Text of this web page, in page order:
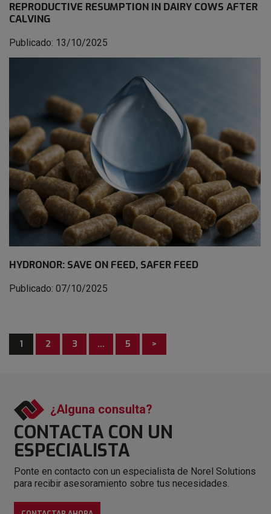
REPRODUCTIVE RESUMPTION IN DAIRY COWS AFTER
CALVING
Publicado: 13/10/2025
HYDRONOR: SAVE ON FEED, SAFER FEED
Publicado: 07/10/2025
1 2 3 … 5 >
¿Alguna consulta?
CONTACTA CON UN
ESPECIALISTA
Ponte en contacto con un especialista de Norel Solutions
para recibir asesoramiento sobre tus necesidades.